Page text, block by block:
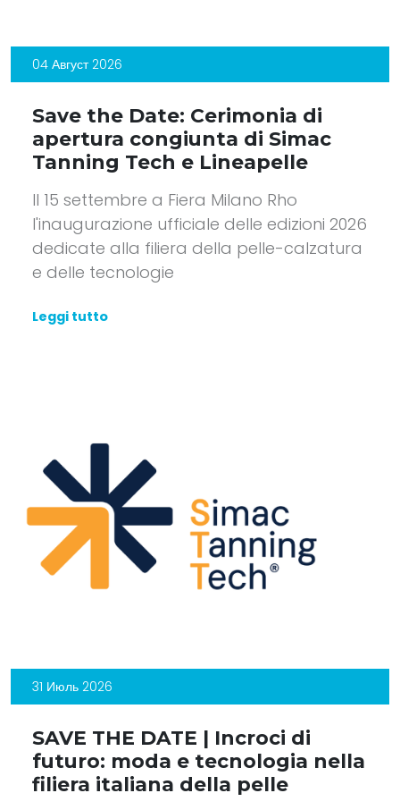
04 Август 2026
Save the Date: Cerimonia di
apertura congiunta di Simac
Tanning Tech e Lineapelle
Il 15 settembre a Fiera Milano Rho
l'inaugurazione ufficiale delle edizioni 2026
dedicate alla filiera della pelle-calzatura
e delle tecnologie
Leggi tutto
31 Июль 2026
SAVE THE DATE | Incroci di
futuro: moda e tecnologia nella
filiera italiana della pelle